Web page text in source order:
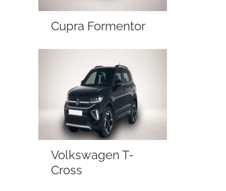
Cupra Formentor
Volkswagen T-
Cross